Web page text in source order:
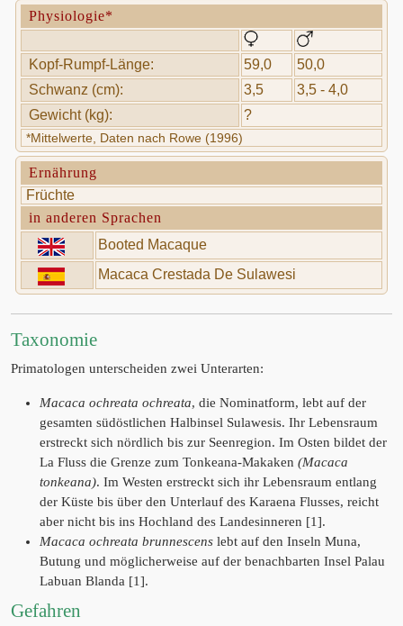
Physiologie*
Kopf-Rumpf-Länge: 59,0
50,0
Schwanz (cm):
3,5
3,5 - 4,0
Gewicht (kg):
?
*Mittelwerte, Daten nach Rowe (1996)
Ernährung
Früchte
in anderen Sprachen
Booted Macaque
Macaca Crestada De Sulawesi
Taxonomie
Primatologen unterscheiden zwei Unterarten:
Macaca ochreata ochreata, die Nominatform, lebt auf der
gesamten südöstlichen Halbinsel Sulawesis. Ihr Lebensraum
erstreckt sich nördlich bis zur Seenregion. Im Osten bildet der
La Fluss die Grenze zum Tonkeana-Makaken (Macaca
tonkeana). Im Westen erstreckt sich ihr Lebensraum entlang
der Küste bis über den Unterlauf des Karaena Flusses, reicht
aber nicht bis ins Hochland des Landesinneren [1].
Macaca ochreata brunnescens lebt auf den Inseln Muna,
Butung und möglicherweise auf der benachbarten Insel Palau
Labuan Blanda [1].
Gefahren